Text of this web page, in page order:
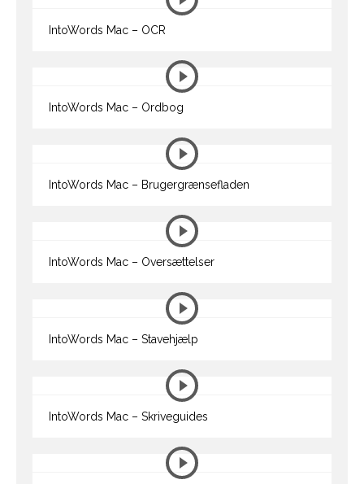
IntoWords Mac – OCR
IntoWords Mac – Ordbog
IntoWords Mac – Brugergrænsefladen
IntoWords Mac – Oversættelser
IntoWords Mac – Stavehjælp
IntoWords Mac – Skriveguides